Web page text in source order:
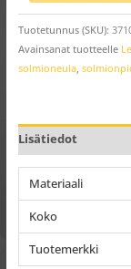
Tuotetunnus (SKU):
Avainsanat tuotteelle
solmioneula,
Lisätiedot
Materiaali
Koko
Tuotemerkki